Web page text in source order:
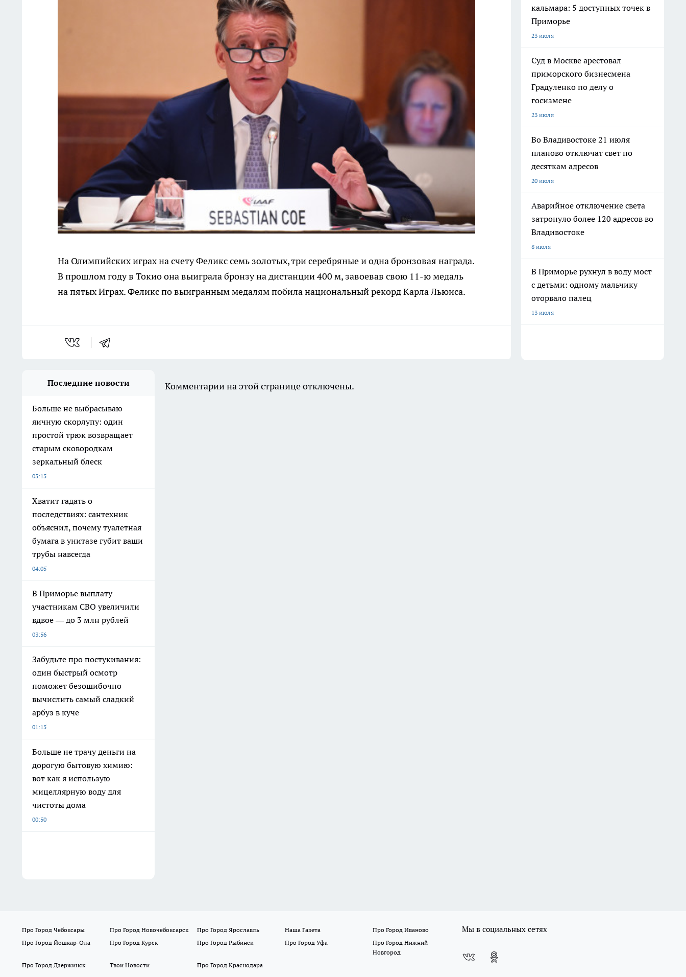
На Олимпийских играх на счету Феликс семь золотых, три серебряные и одна бронзовая награда.
В прошлом году в Токио она выиграла бронзу на дистанции 400 м, завоевав свою 11-ю медаль
на пятых Играх. Феликс по выигранным медалям побила национальный рекорд Карла Льюиса.
кальмара: 5 доступных точек в
Приморье
23 июля
Суд в Москве арестовал
приморского бизнесмена
Градуленко по делу о
госизмене
23 июля
Во Владивостоке 21 июля
планово отключат свет по
десяткам адресов
20 июля
Аварийное отключение света
затронуло более 120 адресов во
Владивостоке
8 июля
В Приморье рухнул в воду мост
с детьми: одному мальчику
оторвало палец
13 июля
Последние новости
Больше не выбрасываю
яичную скорлупу: один
простой трюк возвращает
старым сковородкам
зеркальный блеск
05:15
Хватит гадать о
последствиях: сантехник
объяснил, почему туалетная
бумага в унитазе губит ваши
трубы навсегда
04:05
В Приморье выплату
участникам СВО увеличили
вдвое — до 3 млн рублей
03:56
Забудьте про постукивания:
один быстрый осмотр
поможет безошибочно
вычислить самый сладкий
арбуз в куче
01:15
Больше не трачу деньги на
дорогую бытовую химию:
вот как я использую
мицеллярную воду для
чистоты дома
00:50
Комментарии на этой странице отключены.
Про Город Чебоксары Про Город Новочебоксарск Про Город Ярославль Наша Газета
Про Город Иваново
Про Город Йошкар-Ола
Про Город Курск Про Город Рыбинск Про Город Уфа
Про Город Нижний
Новгород
Про Город Дзержинск
Твои Новости Про Город Краснодара
Мы в социальных сетях